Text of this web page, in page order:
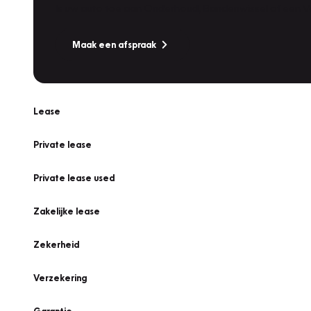
Maak een afspraak
Lease
Private lease
Private lease used
Zakelijke lease
Zekerheid
Verzekering